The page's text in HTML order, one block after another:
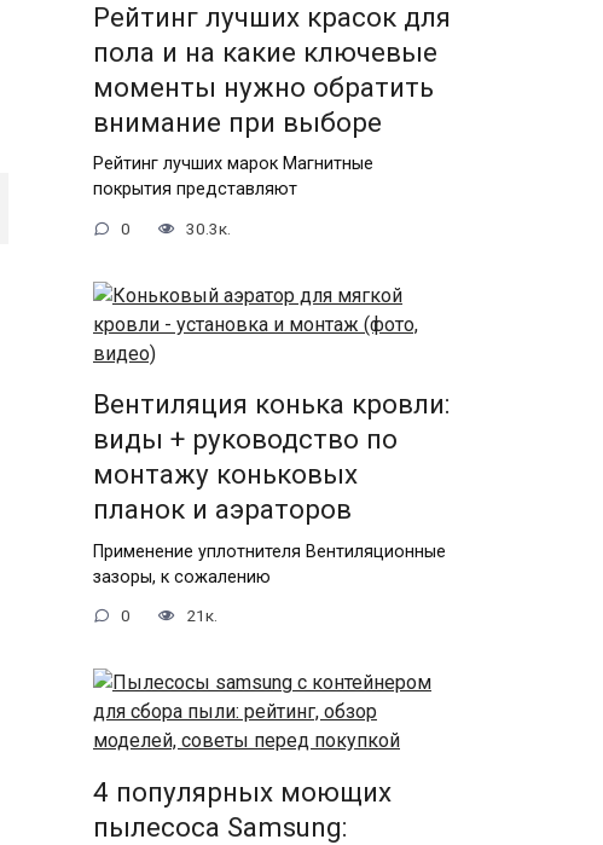
Рейтинг лучших красок для
пола и на какие ключевые
моменты нужно обратить
внимание при выборе
Рейтинг лучших марок Магнитные
покрытия представляют
0 30.3к.
Вентиляция конька кровли:
виды + руководство по
монтажу коньковых
планок и аэраторов
Применение уплотнителя Вентиляционные
зазоры, к сожалению
0 21к.
4 популярных моющих
пылесоса Samsung: